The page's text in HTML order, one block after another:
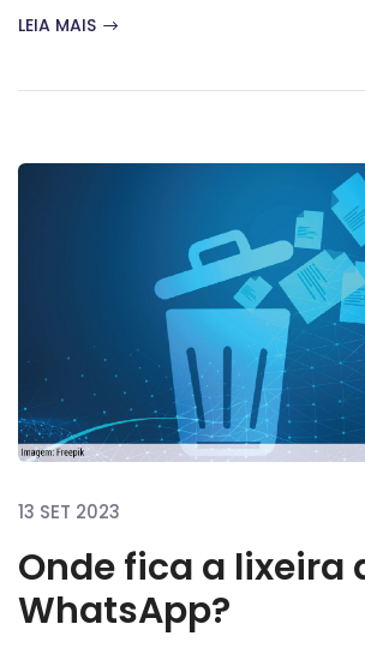
LEIA MAIS
13 SET 2023
Onde fica a lixeira
WhatsApp?